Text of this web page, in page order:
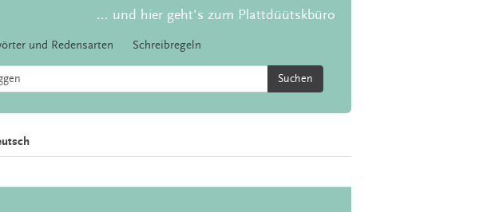
... und hier geht's zum Plattdüütskbüro
und Redensarten Schreibregeln
Suchen